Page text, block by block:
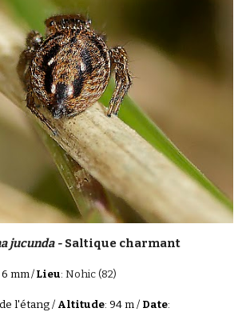
jucunda - Saltique charmant
6 mm/Lieu:Nohic (82)
l'étang / Altitude: 94 m / Date: